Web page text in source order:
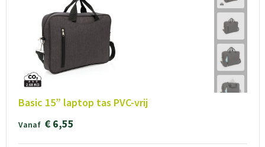
Basic 15” laptop tas PVC-vrij
Vanaf € 6,55